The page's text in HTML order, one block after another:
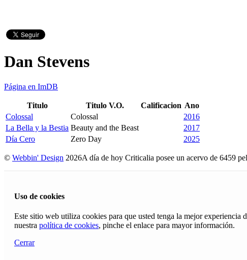
Dan Stevens
Página en ImDB
Titulo Titulo V.O. Calificacion Ano
Colossal
Colossal
2016
La Bella y la Bestia Beauty and the Beast
2017
Día Cero
Zero Day 2025
© Webbin' Design 2026A día de hoy Criticalia posee un acervo de 6459
Uso de cookies
Este sitio web utiliza cookies para que usted tenga la mejor experiencia
nuestra política de cookies, pinche el enlace para mayor información.
Cerrar